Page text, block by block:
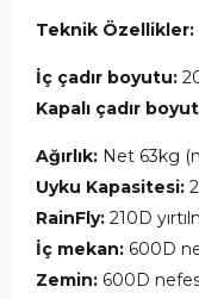
Teknik Özellikler:
İç çadır boyutu:
Kapalı çadır
Ağırlık: Net 63kg
Uyku Kapasitesi:
RainFly: 210D
İç mekan: 600D
Zemin: 600D